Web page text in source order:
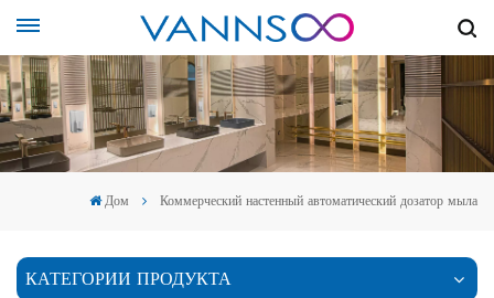
Дом Коммерческий настенный автоматический дозатор мыла
КАТЕГОРИИ ПРОДУКТА